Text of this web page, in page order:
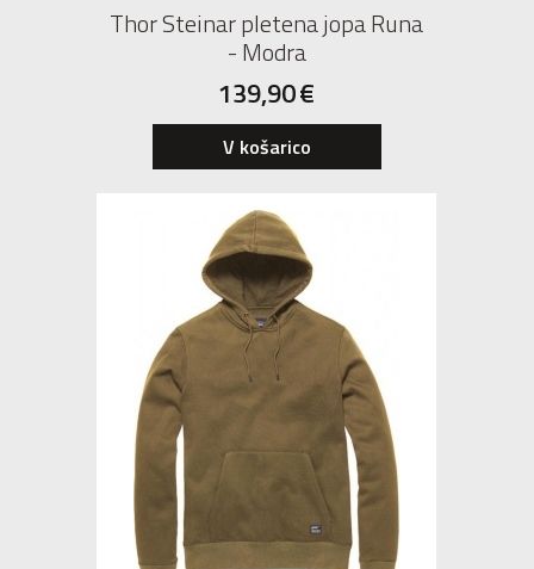
Thor Steinar pletena jopa Runa
- Modra
139,90€
V košarico